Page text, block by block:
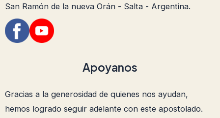
San Ramón de la nueva Orán - Salta - Argentina.
Apoyanos
Gracias a la generosidad de quienes nos ayudan,
hemos logrado seguir adelante con este apostolado.